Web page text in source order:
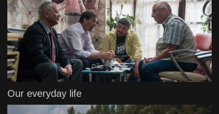
Our everyday life